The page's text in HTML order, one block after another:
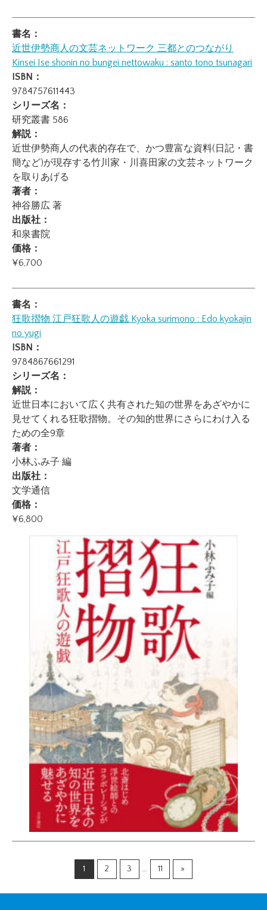
書名：
近世伊勢商人の文芸ネットワーク 三都とのつながり
Kinsei Ise shonin no bungei nettowaku : santo tono tsunagari
ISBN：
9784757611443
シリーズ名：
研究叢書 586
解説：
近世伊勢商人の代表的存在で、かつ豊富な資料(日記・書
簡など)が現存する竹川家・川喜田家の文芸ネットワーク
を取りあげる
著者：
神谷勝広 著
出版社：
和泉書院
価格：
¥6,700
書名：
狂歌摺物 江戸狂歌人の遊戯 Kyoka surimono : Edo kyokajin
no yugi
ISBN：
9784867661291
シリーズ名：
解説：
近世日本において広く共有された知の世界をあざやかに
見せてくれる狂歌摺物。その知的世界にさらにわけ入る
ための全9章
著者：
小林ふみ子 編
出版社：
文学通信
価格：
¥6,800
1 2 3 … 11 »